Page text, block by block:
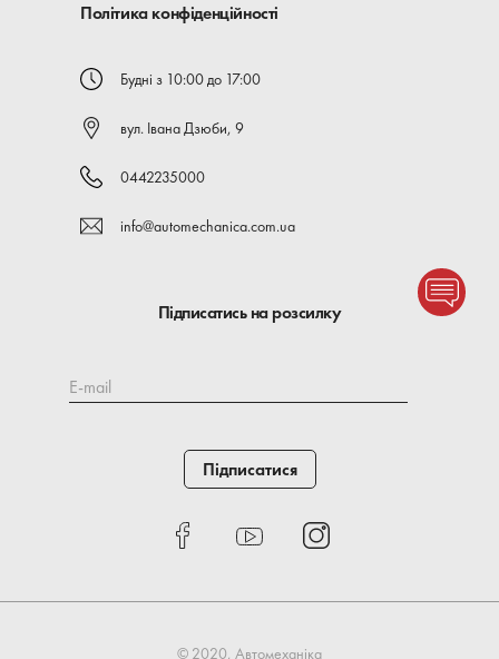
Політика конфіденційності
Будні з 10:00 до 17:00
вул. Івана Дзюби, 9
0442235000
info@automechanica.com.ua
Підписатись на розсилку
E-mail
Підписатися
© 2020, Автомеханіка